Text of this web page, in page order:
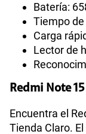
Batería:
Tiempo
Carga
Lector de
Redmi Note
Encuentra el
Tienda Claro.